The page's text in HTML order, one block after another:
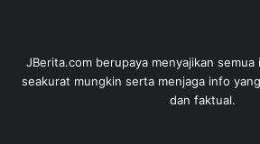
JBerita.com berupaya menyajikan
seakurat mungkin serta menjaga info
dan faktual.